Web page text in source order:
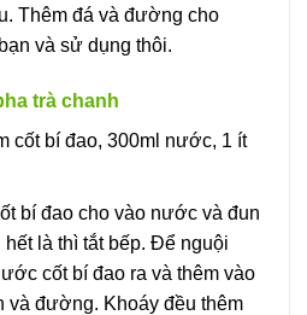
Thêm đá và đường cho
và sử dụng thôi.
trà chanh
cốt bí đao, 300ml nước, 1 ít
bí đao cho vào nước và đun
là thì tắt bếp. Để nguội
cốt bí đao ra và thêm vào
và đường. Khoáy đều thêm